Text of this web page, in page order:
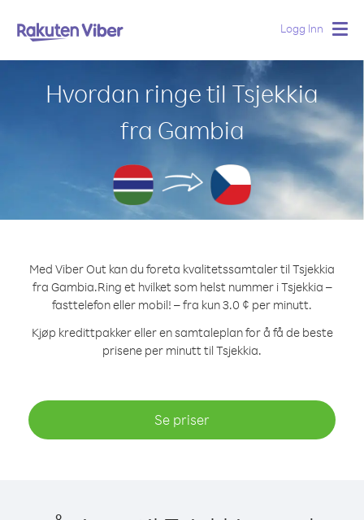
Logg Inn
Hvordan ringe til Tsjekkia
fra Gambia
Med Viber Out kan du foreta kvalitetssamtaler til Tsjekkia
fra Gambia.Ring et hvilket som helst nummer i Tsjekkia –
fasttelefon eller mobil! – fra kun 3.0 ¢ per minutt.
Kjøp kredittpakker eller en samtaleplan for å få de beste
prisene per minutt til Tsjekkia.
Se priser